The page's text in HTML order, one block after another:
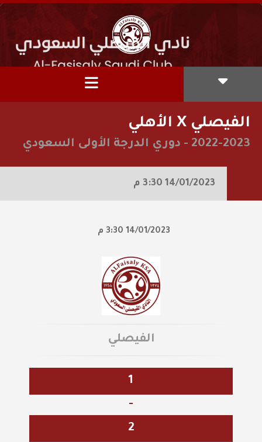
الفيصلي X الأهلي
2022-2023
- دوري الدرجة الأولى السعودي
14/01/2023
14/01/2023
الفيصلي
1
-
2